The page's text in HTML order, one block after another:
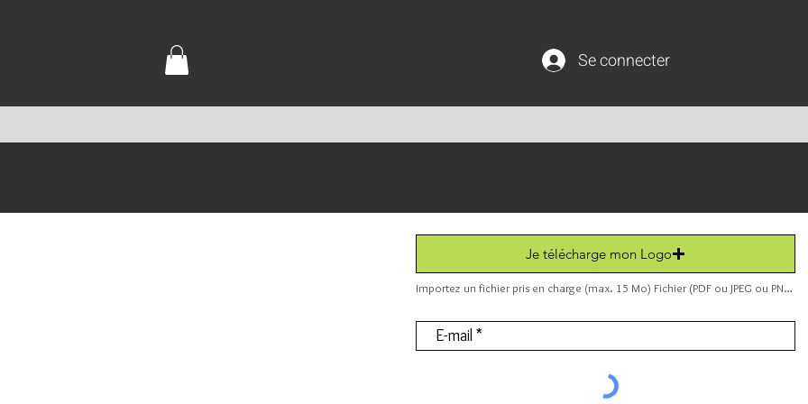
Se connecter
Je télécharge mon Logo
Importez un fichier pris en charge (max. 15 Mo) Fichier (PDF ou JPEG ou PNG).